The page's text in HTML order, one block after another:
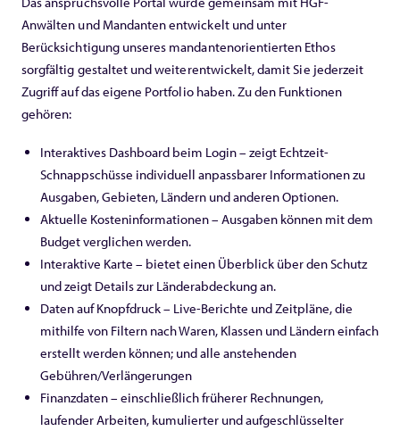
Anwälten und Mandanten entwickelt und unter
Berücksichtigung unseres mandantenorientierten Ethos
sorgfältig gestaltet und weiterentwickelt, damit Sie jederzeit
Zugriff auf das eigene Portfolio haben. Zu den Funktionen
gehören:
Interaktives Dashboard beim Login – zeigt Echtzeit-
Schnappschüsse individuell anpassbarer Informationen zu
Ausgaben, Gebieten, Ländern und anderen Optionen.
Aktuelle Kosteninformationen – Ausgaben können mit dem
Budget verglichen werden.
Interaktive Karte – bietet einen Überblick über den Schutz
und zeigt Details zur Länderabdeckung an.
Daten auf Knopfdruck – Live-Berichte und Zeitpläne, die
mithilfe von Filtern nach Waren, Klassen und Ländern einfach
erstellt werden können; und alle anstehenden
Gebühren/Verlängerungen
Finanzdaten – einschließlich früherer Rechnungen,
laufender Arbeiten, kumulierter und aufgeschlüsselter